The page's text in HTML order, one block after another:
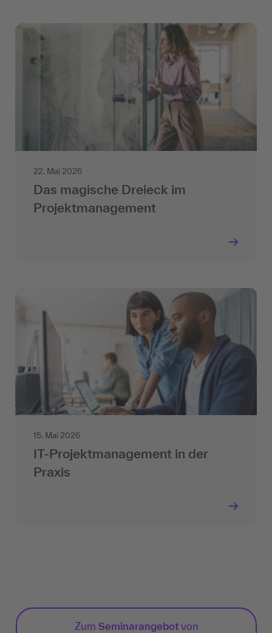
22. Mai 2026
Das magische Dreieck im
Projektmanagement
15. Mai 2026
IT-Projektmanagement in der
Praxis
Zum Seminarangebotvon